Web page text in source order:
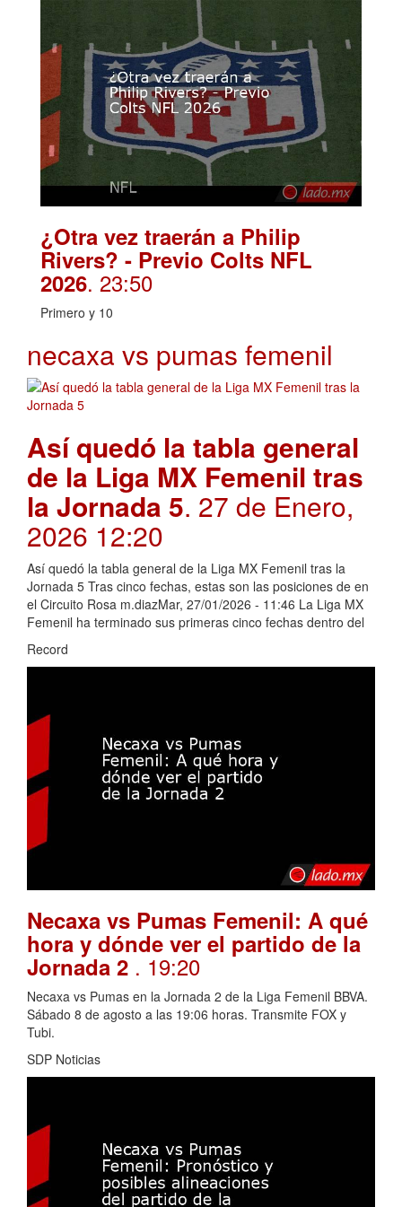
¿Otra vez traerán a Philip
Rivers? - Previo Colts NFL
2026. 23:50
Primero y 10
necaxa vs pumas femenil
Así quedó la tabla general
de la Liga MX Femenil tras
la Jornada 5. 27 de Enero,
2026 12:20
Así quedó la tabla general de la Liga MX Femenil tras la
Jornada 5 Tras cinco fechas, estas son las posiciones de en
el Circuito Rosa m.diazMar, 27/01/2026 - 11:46 La Liga MX
Femenil ha terminado sus primeras cinco fechas dentro del
Record
Necaxa vs Pumas Femenil: A qué
hora y dónde ver el partido de la
Jornada 2 . 19:20
Necaxa vs Pumas en la Jornada 2 de la Liga Femenil BBVA.
Sábado 8 de agosto a las 19:06 horas. Transmite FOX y
Tubi.
SDP Noticias